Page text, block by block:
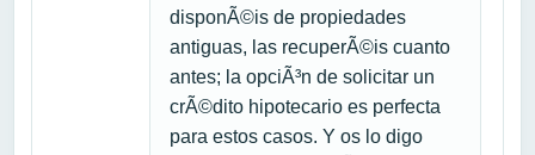
disponÃ©is de propiedades
antiguas, las recuperÃ©is cuanto
antes; la opciÃ³n de solicitar un
crÃ©dito hipotecario es perfecta
para estos casos. Y os lo digo